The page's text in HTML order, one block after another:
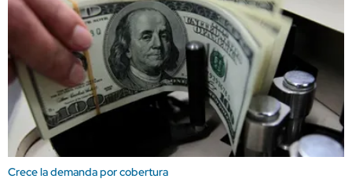
Crece la demanda por cobertura